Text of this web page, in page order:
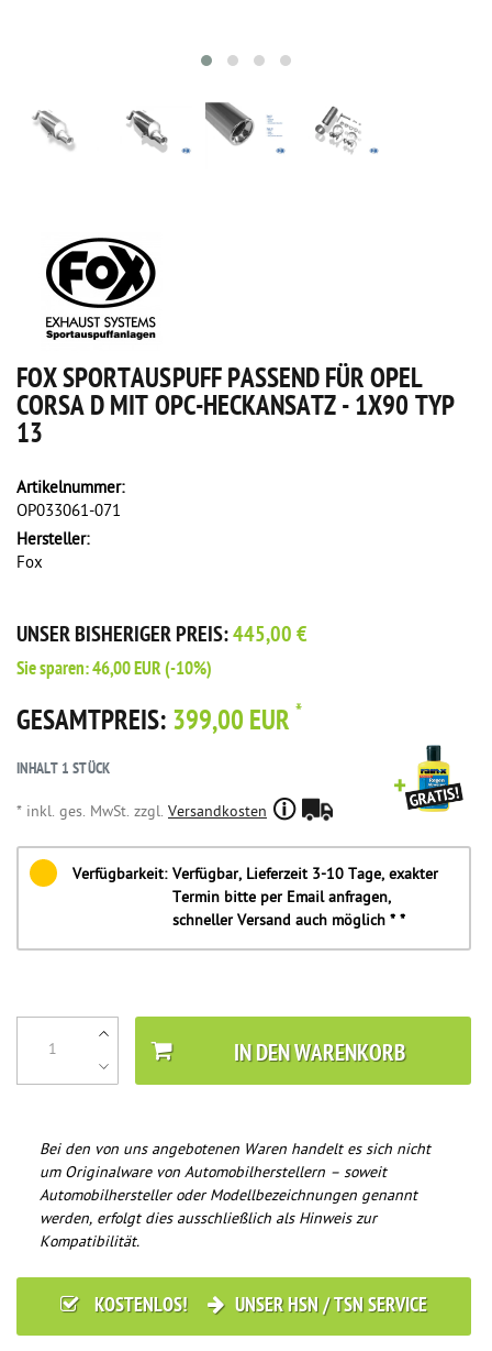
FOX SPORTAUSPUFF PASSEND FÜR OPEL
CORSA D MIT OPC-HECKANSATZ - 1X90 TYP
13
Artikelnummer:
OP033061-071
Hersteller:
Fox
UNSER BISHERIGER PREIS:445,00 €
Sie sparen:46,00 EUR(-10%)
GESAMTPREIS: 399,00 EUR *
INHALT 1STÜCK
* inkl. ges. MwSt. zzgl. Versandkosten
Verfügbarkeit: Verfügbar, Lieferzeit 3-10 Tage, exakter
Termin bitte per Email anfragen,
schneller Versand auch möglich * *
IN DEN WARENKORB
Bei den von uns angebotenen Waren handelt es sich nicht
um Originalware von Automobilherstellern – soweit
Automobilhersteller oder Modellbezeichnungen genannt
werden, erfolgt dies ausschließlich als Hinweis zur
Kompatibilität.
KOSTENLOS! UNSER HSN / TSN SERVICE